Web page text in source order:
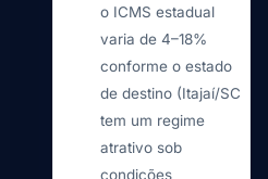
o ICMS estadual
varia de 4–18%
conforme o estado
de destino (Itajaí/SC
tem um regime
atrativo sob
condições